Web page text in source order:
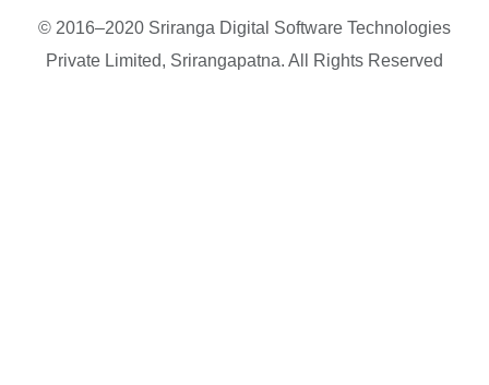
© 2016–2020 Sriranga Digital Software Technologies
Private Limited, Srirangapatna. All Rights Reserved